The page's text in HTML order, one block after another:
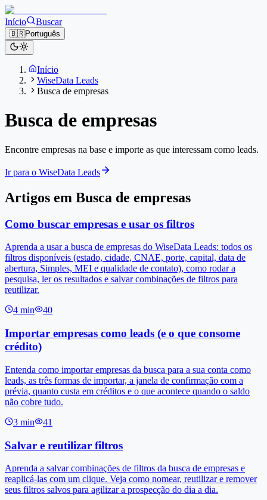
Início Buscar
🇧🇷Português
Início
WiseData Leads
Busca de empresas
Busca de empresas
Encontre empresas na base e importe as que interessam como leads.
Ir para o WiseData Leads
Artigos em Busca de empresas
Como buscar empresas e usar os filtros
Aprenda a usar a busca de empresas do WiseData Leads: todos os
filtros disponíveis (estado, cidade, CNAE, porte, capital, data de
abertura, Simples, MEI e qualidade de contato), como rodar a
pesquisa, ler os resultados e salvar combinações de filtros para
reutilizar.
4 min 40
Importar empresas como leads (e o que consome
crédito)
Entenda como importar empresas da busca para a sua conta como
leads, as três formas de importar, a janela de confirmação com a
prévia, quanto custa em créditos e o que acontece quando o saldo
não cobre tudo.
3 min 41
Salvar e reutilizar filtros
Aprenda a salvar combinações de filtros da busca de empresas e
reaplicá-las com um clique. Veja como nomear, reutilizar e remover
seus filtros salvos para agilizar a prospecção do dia a dia.